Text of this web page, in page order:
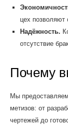
цех позволяют
Надёжность.
отсутствие
Почему
Мы
метизов: от
чертежей до